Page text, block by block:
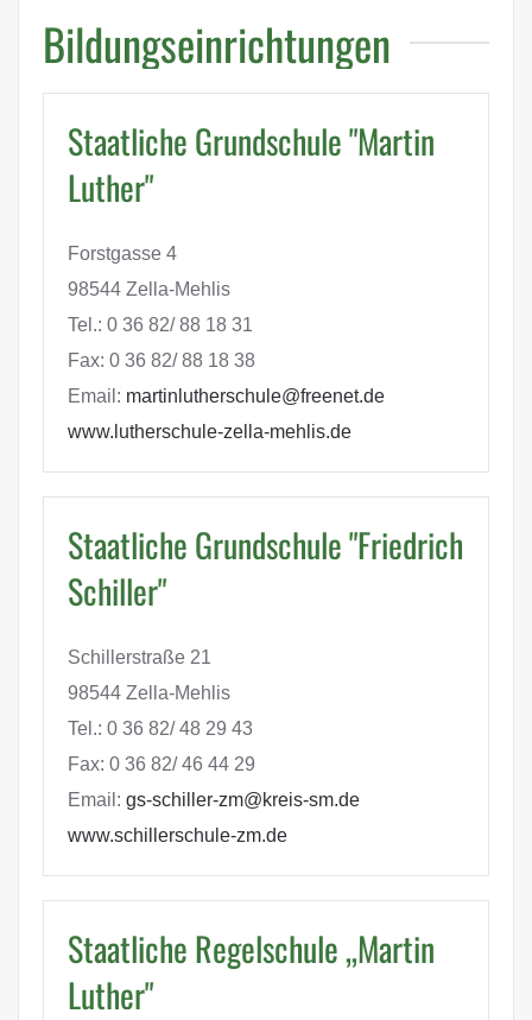
Bildungseinrichtungen
Staatliche Grundschule "Martin
Luther"
Forstgasse 4
98544 Zella-Mehlis
Tel.: 0 36 82/ 88 18 31
Fax: 0 36 82/ 88 18 38
Email: martinlutherschule@freenet.de
www.lutherschule-zella-mehlis.de
Staatliche Grundschule "Friedrich
Schiller"
Schillerstraße 21
98544 Zella-Mehlis
Tel.: 0 36 82/ 48 29 43
Fax: 0 36 82/ 46 44 29
Email: gs-schiller-zm@kreis-sm.de
www.schillerschule-zm.de
Staatliche Regelschule „Martin
Luther"